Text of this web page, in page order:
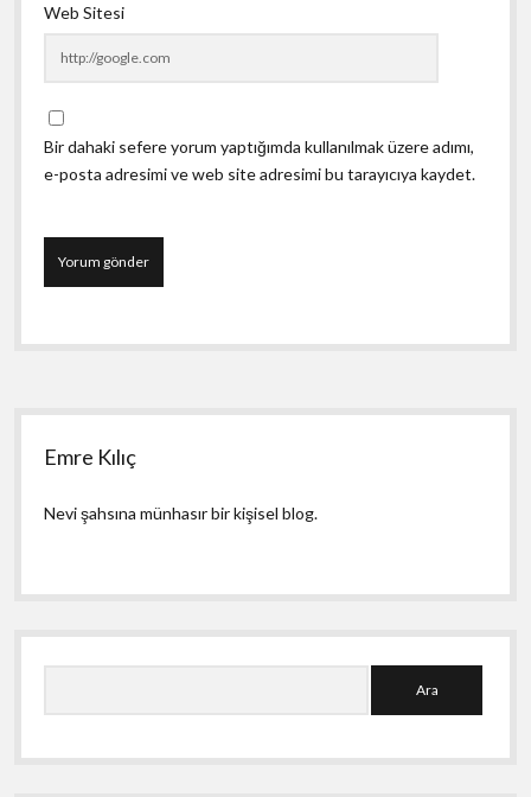
Web Sitesi
Bir dahaki sefere yorum yaptığımda kullanılmak üzere adımı,
e-posta adresimi ve web site adresimi bu tarayıcıya kaydet.
Yan
Menü
Emre Kılıç
Nevi şahsına münhasır bir kişisel blog.